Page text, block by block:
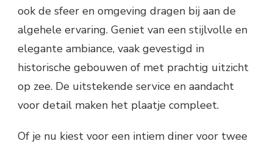
ook de sfeer en omgeving dragen bij aan de
algehele ervaring. Geniet van een stijlvolle en
elegante ambiance, vaak gevestigd in
historische gebouwen of met prachtig uitzicht
op zee. De uitstekende service en aandacht
voor detail maken het plaatje compleet.
Of je nu kiest voor een intiem diner voor twee